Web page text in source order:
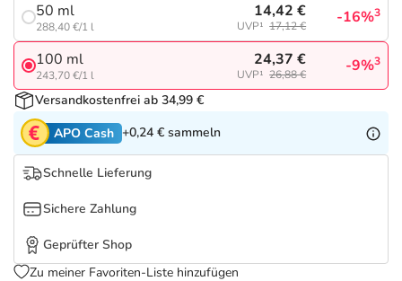
Tierapotheke
Vitamine & Mineralstoffe
Marken
Salus Deals
50 ml
288,40 €/1 l
14,42 €
UVP¹ 17,12 € -16%3
100 ml
243,70 €/1 l
24,37 €
UVP¹ 26,88 € -9%3
Versandkostenfrei ab 34,99 €
APO Cash +0,24 € sammeln
Schnelle Lieferung
Sichere Zahlung
Geprüfter Shop
Zu meiner Favoriten-Liste hinzufügen